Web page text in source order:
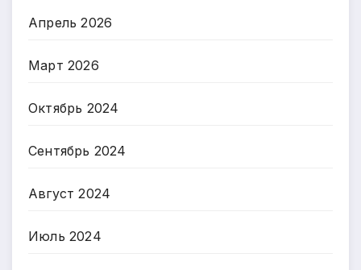
Апрель 2026
Март 2026
Октябрь 2024
Сентябрь 2024
Август 2024
Июль 2024